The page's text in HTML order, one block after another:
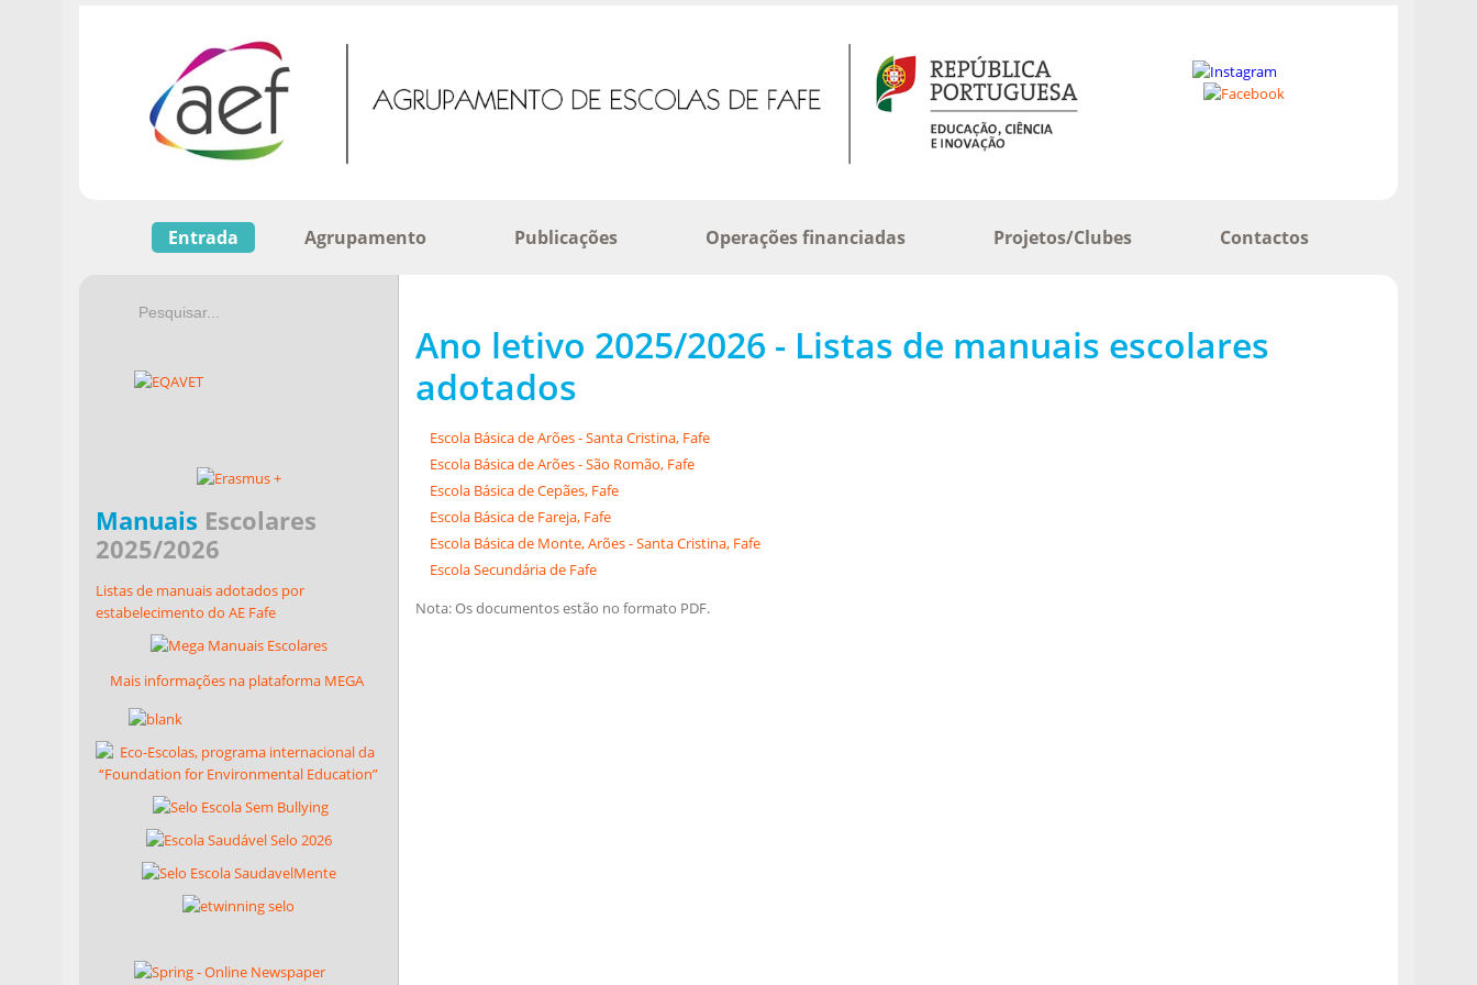
Entrada Agrupamento Publicações Operações financiadas Projetos/Clubes Contactos
Manuais Escolares
2025/2026
Listas de manuais adotados por
estabelecimento do AE Fafe
Mais informações na plataforma MEGA
Ano letivo 2025/2026 - Listas de manuais escolares
adotados
Escola Básica de Arões - Santa Cristina, Fafe
Escola Básica de Arões - São Romão, Fafe
Escola Básica de Cepães, Fafe
Escola Básica de Fareja, Fafe
Escola Básica de Monte, Arões - Santa Cristina, Fafe
Escola Secundária de Fafe
Nota: Os documentos estão no formato PDF.